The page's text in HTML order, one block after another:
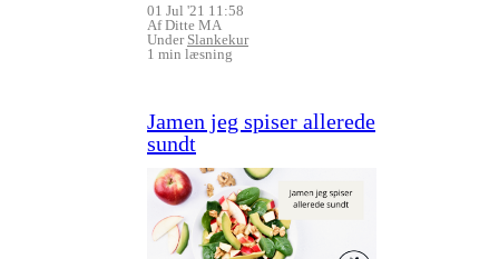
01 Jul '21 11:58
Af Ditte MA
Under Slankekur
1 min læsning
Jamen jeg spiser allerede
sundt